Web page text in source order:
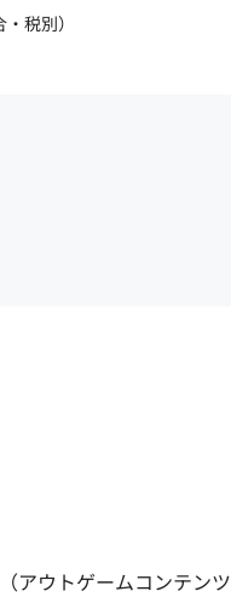
税別）
アウトゲームコンテン